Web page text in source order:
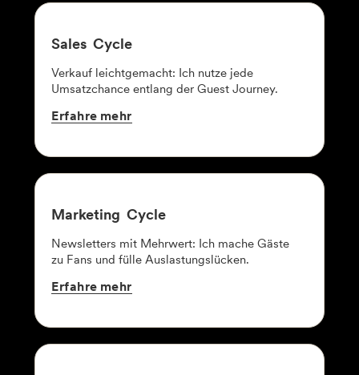
Sales Cycle
Verkauf leichtgemacht: Ich nutze jede
Umsatzchance entlang der Guest Journey.
Erfahre mehr
Marketing Cycle
Newsletters mit Mehrwert: Ich mache Gäste
zu Fans und fülle Auslastungslücken.
Erfahre mehr